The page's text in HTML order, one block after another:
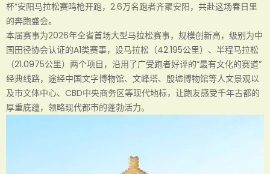
杯”安阳马拉松赛鸣枪开跑，2.6万名跑者齐聚安阳，共赴这场春日里
的奔跑盛会。
本届赛事为2026年全省首场大型马拉松赛事，规模创新高，级别为中
国田径协会认证的A1类赛事，设马拉松（42.195公里）、半程马拉松
（21.0975公里）两个项目，沿用了广受跑者好评的“最有文化的赛道”
经典线路，途经中国文字博物馆、文峰塔、殷墟博物馆等人文景观以
及市文体中心、CBD中央商务区等现代地标，让跑友感受千年古都的
厚重底蕴，领略现代都市的蓬勃活力。